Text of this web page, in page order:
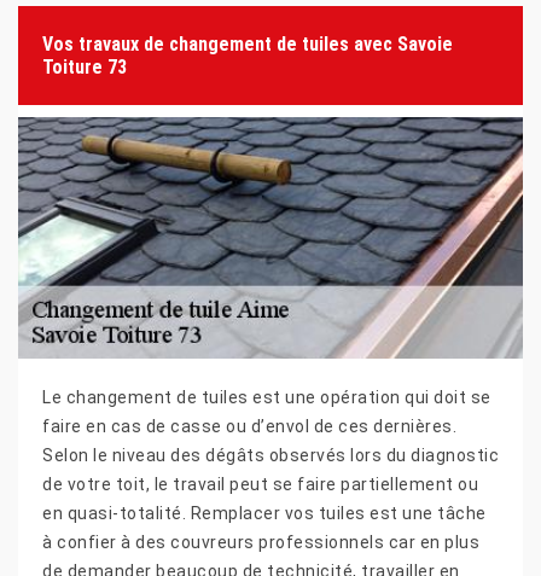
Vos travaux de changement de tuiles avec Savoie
Toiture 73
Le changement de tuiles est une opération qui doit se
faire en cas de casse ou d’envol de ces dernières.
Selon le niveau des dégâts observés lors du diagnostic
de votre toit, le travail peut se faire partiellement ou
en quasi-totalité. Remplacer vos tuiles est une tâche
à confier à des couvreurs professionnels car en plus
de demander beaucoup de technicité, travailler en